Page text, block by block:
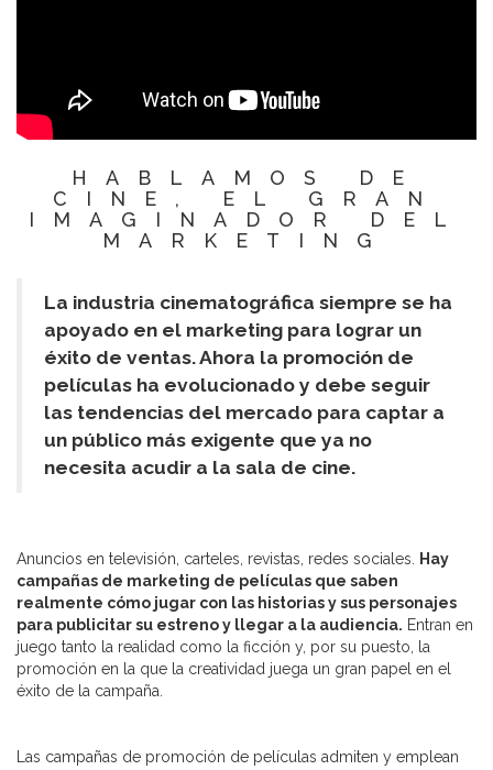
HABLAMOS DE
CINE, EL GRAN
IMAGINADOR DEL
MARKETING
La industria cinematográfica siempre se ha
apoyado en el marketing para lograr un
éxito de ventas. Ahora la promoción de
películas ha evolucionado y debe seguir
las tendencias del mercado para captar a
un público más exigente que ya no
necesita acudir a la sala de cine.
Anuncios en televisión, carteles, revistas, redes sociales.
Hay
campañas de marketing de películas que saben
realmente cómo jugar con las historias y sus personajes
para publicitar su estreno y llegar a la audiencia. Entran en
juego tanto la realidad como la ficción y, por su puesto, la
promoción en la que la creatividad juega un gran papel en el
éxito de la campaña.
Las campañas de promoción de películas admiten y emplean